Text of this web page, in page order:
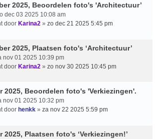
2025, Beoordelen foto's 'Architectuur’
dec 03 2025 10:08 am
door Karina2 » zo dec 21 2025 5:45 pm
2025, Plaatsen foto's ‘Architectuur’
nov 01 2025 10:39 pm
door Karina2 » zo nov 30 2025 10:45 pm
2025, Beoordelen foto's 'Verkiezingen'.
nov 01 2025 10:32 pm
door henkk » za nov 22 2025 5:59 pm
2025, Plaatsen foto's ‘Verkiezingen!’